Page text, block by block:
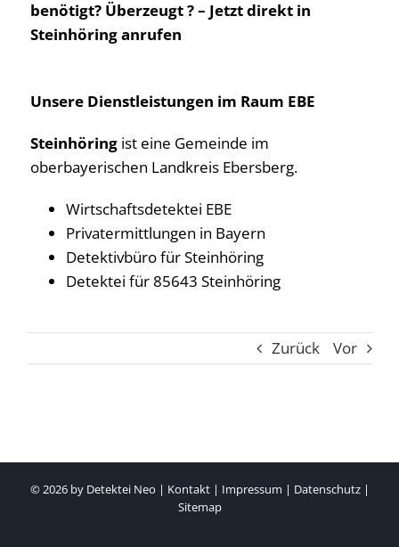
benötigt? Überzeugt ? – Jetzt direkt in
Steinhöring anrufen
Unsere Dienstleistungen im Raum EBE
Steinhöring ist eine Gemeinde im
oberbayerischen Landkreis Ebersberg.
Wirtschaftsdetektei EBE
Privatermittlungen in Bayern
Detektivbüro für Steinhöring
Detektei für 85643 Steinhöring
Zurück Vor
© 2026 by Detektei Neo | Kontakt| Impressum | Datenschutz|
Sitemap